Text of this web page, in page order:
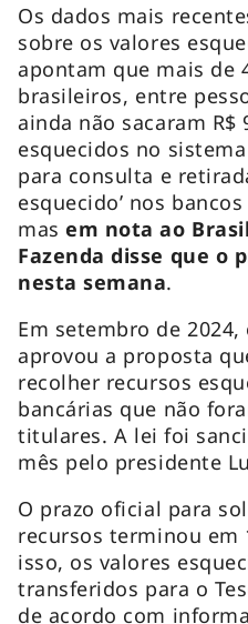
Os dados mais
sobre os valores
apontam que mais de
brasileiros, entre
ainda não sacaram R$
esquecidos no
para consulta e
esquecido’ nos
mas em nota ao
Fazenda disse que o
nesta semana.
Em setembro de
aprovou a proposta
recolher recursos
bancárias que não
titulares. A lei foi
mês pelo presidente
O prazo oficial para
recursos terminou em
isso, os valores
transferidos para o
de acordo com